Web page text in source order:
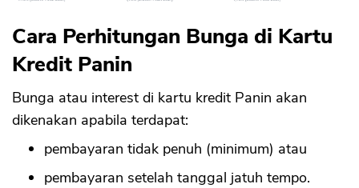
Cara Perhitungan Bunga di Kartu
Kredit Panin
Bunga atau interest di kartu kredit Panin akan
dikenakan apabila terdapat:
pembayaran tidak penuh (minimum) atau
pembayaran setelah tanggal jatuh tempo.